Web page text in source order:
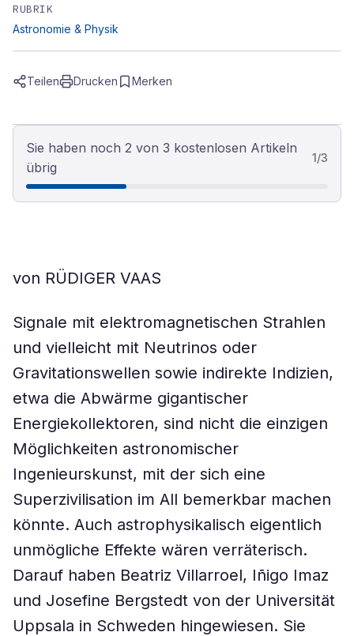
RUBRIK
Astronomie & Physik
Teilen Drucken Merken
Sie haben noch 2 von 3 kostenlosen Artikeln
übrig
1/3
von RÜDIGER VAAS
Signale mit elektromagnetischen Strahlen
und vielleicht mit Neutrinos oder
Gravitationswellen sowie indirekte Indizien,
etwa die Abwärme gigantischer
Energiekollektoren, sind nicht die einzigen
Möglichkeiten astronomischer
Ingenieurskunst, mit der sich eine
Superzivilisation im All bemerkbar machen
könnte. Auch astrophysikalisch eigentlich
unmögliche Effekte wären verräterisch.
Darauf haben Beatriz Villarroel, Iñigo Imaz
und Josefine Bergstedt von der Universität
Uppsala in Schweden hingewiesen. Sie